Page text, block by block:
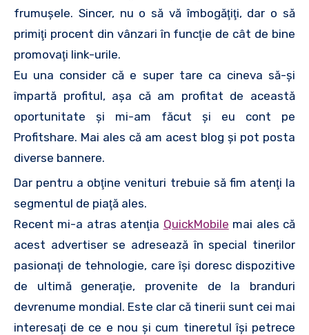
frumuşele. Sincer, nu o să vă îmbogăţiţi, dar o să
primiţi procent din vânzari în funcţie de cât de bine
promovaţi link-urile.
Eu una consider că e super tare ca cineva să-şi
împartă profitul, aşa că am profitat de această
oportunitate şi mi-am făcut şi eu cont pe
Profitshare. Mai ales că am acest blog şi pot posta
diverse bannere.
Dar pentru a obţine venituri trebuie să fim atenţi la
segmentul de piaţă ales.
Recent mi-a atras atenţia QuickMobile mai ales că
acest advertiser se adresează în special tinerilor
pasionaţi de tehnologie, care îşi doresc dispozitive
de ultimă generaţie, provenite de la branduri
devrenume mondial. Este clar că tinerii sunt cei mai
interesaţi de ce e nou şi cum tineretul îşi petrece